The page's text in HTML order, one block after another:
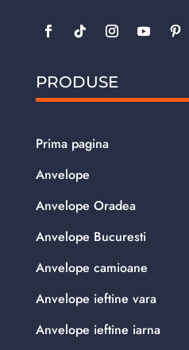
PRODUSE
Prima pagina
Anvelope
Anvelope Oradea
Anvelope Bucuresti
Anvelope camioane
Anvelope ieftine vara
Anvelope ieftine iarna